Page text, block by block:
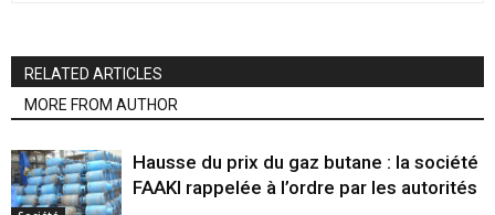
RELATED ARTICLES
MORE FROM AUTHOR
Hausse du prix du gaz butane : la société
FAAKI rappelée à l’ordre par les autorités